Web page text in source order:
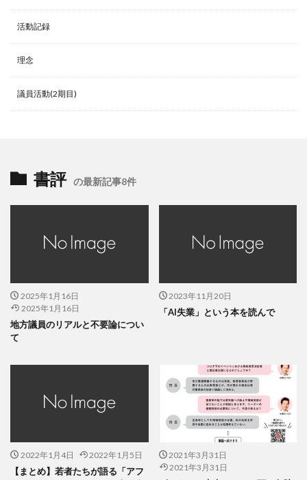
活動記録
理念
議員活動(2期目)
書評 の最新記事8件
2025年1月16日
2025年1月16日
地方議員のリアルと不要論につい
て
2023年11月20日
「AI失業」という本を読んで
2022年1月4日 2022年1月5日
【まとめ】若者たちが語る「アフ
2021年3月31日
2021年3月31日